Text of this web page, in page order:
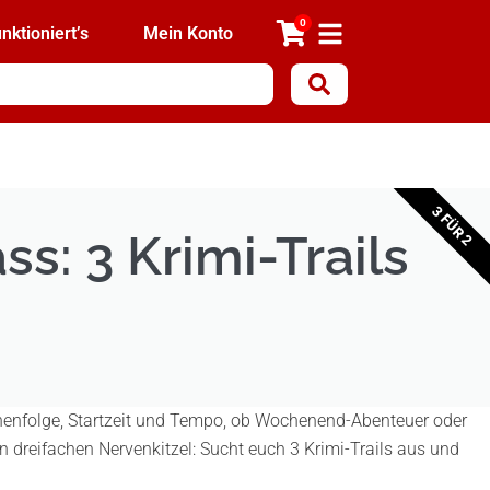
Mein Konto
0
3 Krimi-Trails 3 FÜR 2
Startzeit und Tempo, ob Wochenend-Abenteuer oder
dreifachen Nervenkitzel: Sucht euch 3 Krimi-Trails aus und